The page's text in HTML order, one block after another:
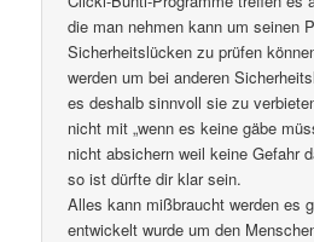
die man nehmen kann um seinen
Sicherheitslücken zu prüfen
werden um bei anderen
es deshalb sinnvoll sie zu
nicht mit „wenn es keine gäbe
nicht absichern weil keine Gefahr
so ist dürfte dir klar sein.
Alles kann mißbraucht werden es
entwickelt wurde um den